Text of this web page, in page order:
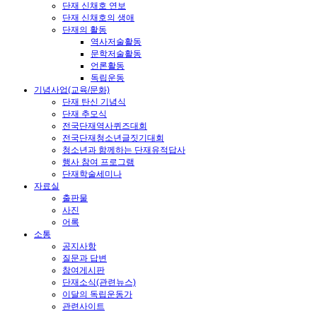
단재 신채호 연보
단재 신채호의 생애
단재의 활동
역사저술활동
문학저술활동
언론활동
독립운동
기념사업(교육/문화)
단재 탄신 기념식
단재 추모식
전국단재역사퀴즈대회
전국단재청소년글짓기대회
청소년과 함께하는 단재유적답사
행사 참여 프로그램
단재학술세미나
자료실
출판물
사진
어록
소통
공지사항
질문과 답변
참여게시판
단재소식(관련뉴스)
이달의 독립운동가
관련사이트